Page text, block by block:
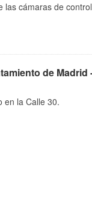
las cámaras de
de Madrid
en la Calle 30.